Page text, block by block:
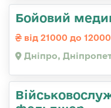
Бойовий
від 21000 до
Дніпро,